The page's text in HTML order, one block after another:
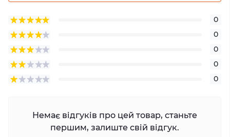
0
0
0
0
0
Немає відгуків про цей товар, станьте
першим, залиште свій відгук.